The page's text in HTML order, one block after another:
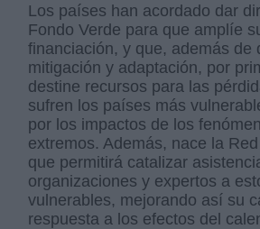
Los países han acordado dar
Fondo Verde para que amplíe
financiación, y que, además de
mitigación y adaptación, por
destine recursos para las
sufren los países más
por los impactos de los
extremos. Además, nace la
que permitirá catalizar
organizaciones y expertos a
vulnerables, mejorando así su
respuesta a los efectos del